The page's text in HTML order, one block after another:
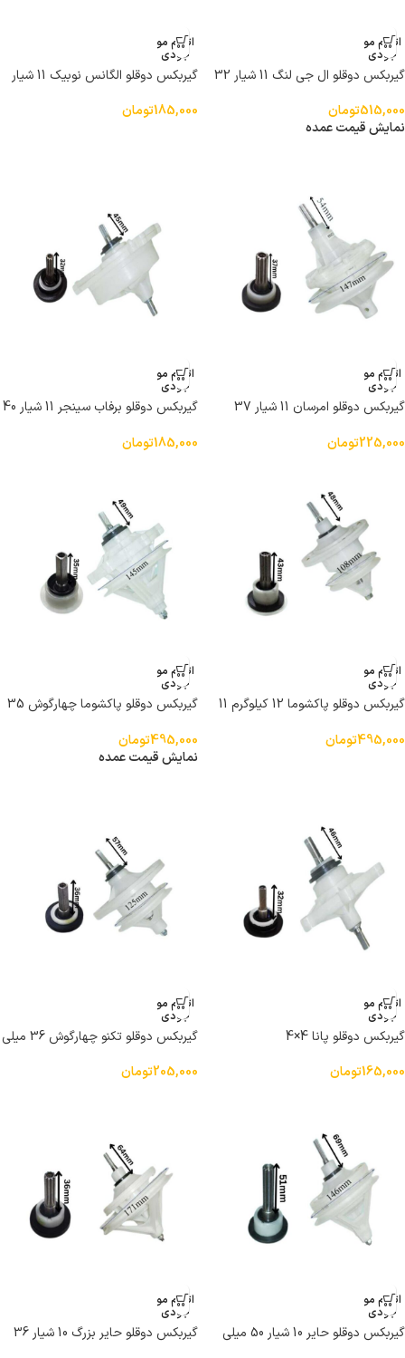
اتمام مو
جودی
گیربکس دوقلو ال جی لنگ 11 شیار 32
515,000تومان
نمایش قیمت عمده
اتمام مو
جودی
گیربکس دوقلو الگانس نوبیک 11 شیار
185,000تومان
اتمام مو
جودی
گیربکس دوقلو امرسان 11 شیار 37
225,000تومان
اتمام مو
جودی
گیربکس دوقلو برفاب سینجر 11 شیار 40
185,000تومان
اتمام مو
جودی
گیربکس دوقلو پاکشوما 12 کیلوگرم 11
495,000تومان
اتمام مو
جودی
گیربکس دوقلو پاکشوما چهارگوش 35
495,000تومان
نمایش قیمت عمده
اتمام مو
جودی
گیربکس دوقلو پانا 4×4
165,000تومان
اتمام مو
جودی
گیربکس دوقلو تکنو چهارگوش 36 میلی
205,000تومان
اتمام مو
جودی
گیربکس دوقلو حایر 10 شیار 50 میلی
اتمام مو
جودی
گیربکس دوقلو حایر بزرگ 10 شیار 36